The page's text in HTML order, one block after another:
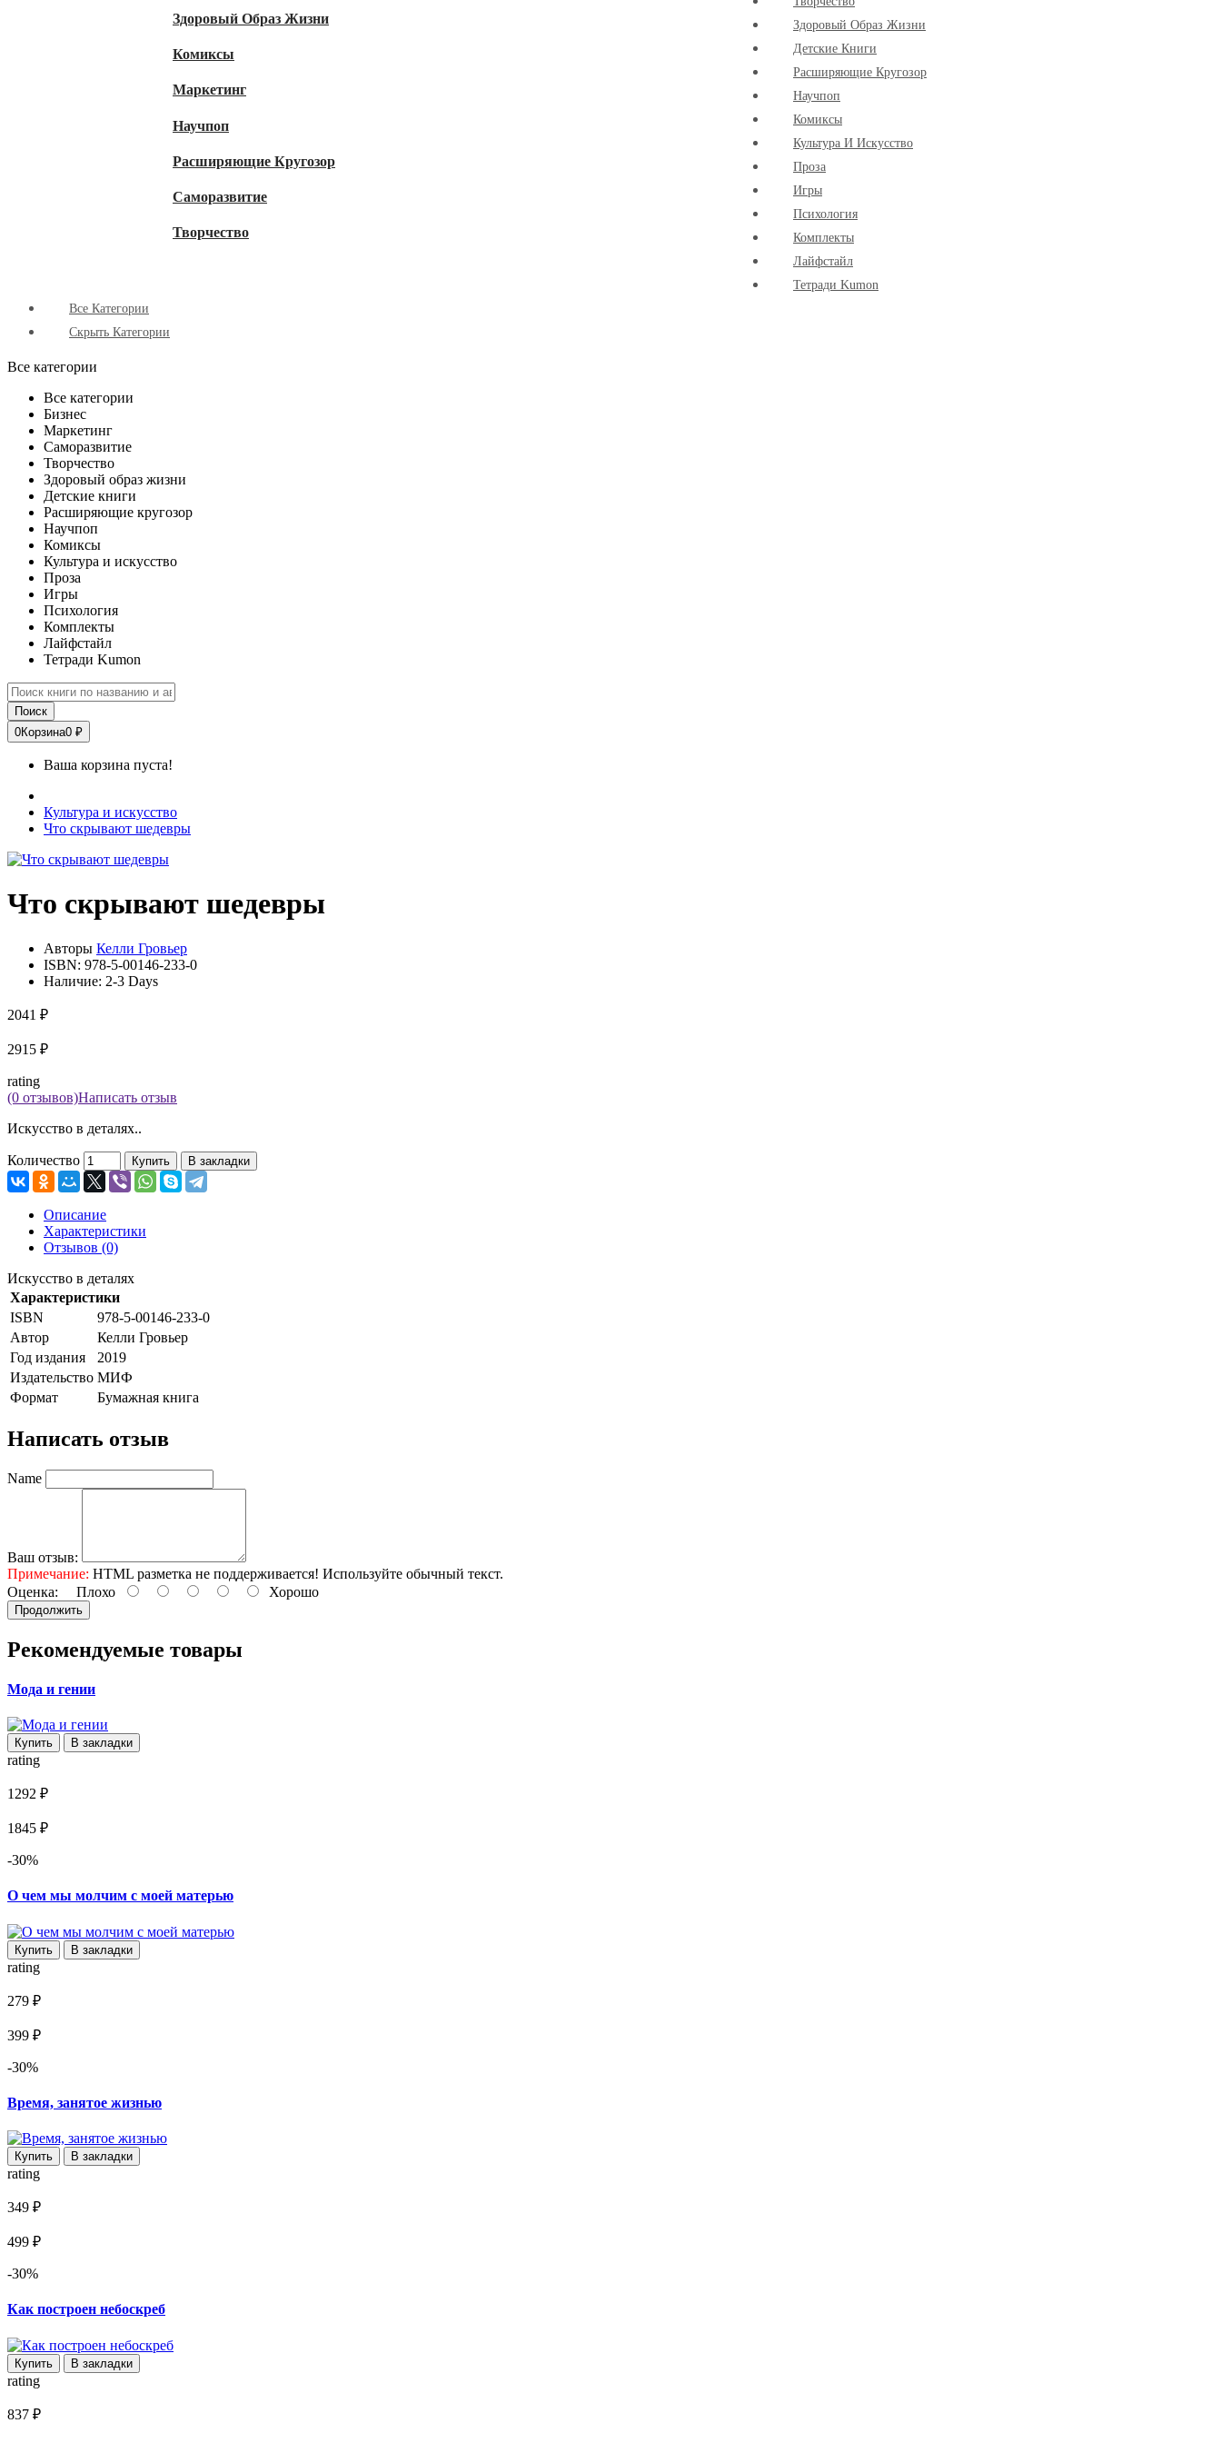
Здоровый Образ Жизни
Комиксы
Маркетинг
Научпоп
Расширяющие Кругозор
Cаморазвитие
Творчество
Здоровый Образ Жизни
Детские Книги
Расширяющие Кругозор
Научпоп
Комиксы
Культура И Искусство
Проза
Игры
Психология
Комплекты
Лайфстайл
Тетради Kumon
Все Категории
Скрыть Категории
Все категории
Все категории
Бизнес
Маркетинг
Саморазвитие
Творчество
Здоровый образ жизни
Детские книги
Расширяющие кругозор
Научпоп
Комиксы
Культура и искусство
Проза
Игры
Психология
Комплекты
Лайфстайл
Тетради Kumon
Поиск
0Корзина0 ₽
Ваша корзина пуста!
Культура и искусство
Что скрывают шедевры
Что скрывают шедевры
Авторы Келли Гровьер
ISBN: 978-5-00146-233-0
Наличие: 2-3 Days
2041 ₽
2915 ₽
rating
(0 отзывов)Написать отзыв
Искусство в деталях..
Количество Купить В закладки
Описание
Характеристики
Отзывов (0)
Искусство в деталях
Характеристики
ISBN
978-5-00146-233-0
Автор
Келли Гровьер
Год издания
2019
Издательство МИФ
Формат
Бумажная книга
Написать отзыв
Name
Ваш отзыв:
Примечание: HTML разметка не поддерживается! Используйте обычный текст.
Оценка: Плохо Хорошо
Продолжить
Рекомендуемые товары
Мода и гении
Купить В закладки
rating
1292 ₽
1845 ₽
-30%
О чем мы молчим с моей матерью
Купить В закладки
rating
279 ₽
399 ₽
-30%
Время, занятое жизнью
Купить В закладки
rating
349 ₽
499 ₽
-30%
Как построен небоскреб
Купить В закладки
rating
837 ₽